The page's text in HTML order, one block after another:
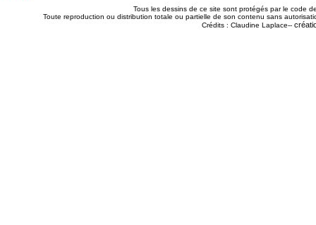
Tous les dessins de ce site sont protégés par le code
Toute reproduction ou distribution totale ou partielle de son contenu sans
Crédits : Claudine Laplace--